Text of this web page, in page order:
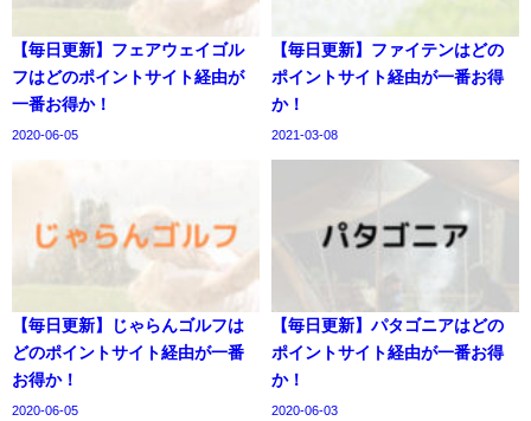
【毎日更新】フェアウェイゴル
フはどのポイントサイト経由が
一番お得か！
2020-06-05
【毎日更新】ファイテンはどの
ポイントサイト経由が一番お得
か！
2021-03-08
【毎日更新】じゃらんゴルフは
どのポイントサイト経由が一番
お得か！
2020-06-05
【毎日更新】パタゴニアはどの
ポイントサイト経由が一番お得
か！
2020-06-03